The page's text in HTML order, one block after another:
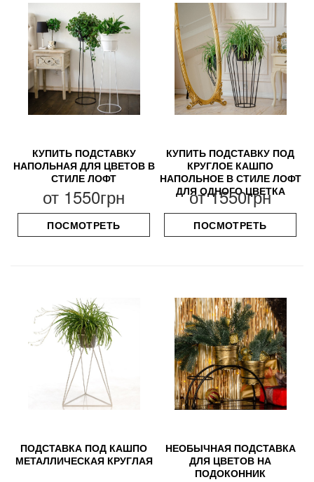
КУПИТЬ ПОДСТАВКУ
НАПОЛЬНАЯ ДЛЯ ЦВЕТОВ В
СТИЛЕ ЛОФТ
от 1550грн
ПОСМОТРЕТЬ
КУПИТЬ ПОДСТАВКУ ПОД
КРУГЛОЕ КАШПО
НАПОЛЬНОЕ В СТИЛЕ ЛОФТ
ДЛЯ ОДНОГО ЦВЕТКА
от1550грн
ПОСМОТРЕТЬ
ПОДСТАВКА ПОД КАШПО
МЕТАЛЛИЧЕСКАЯ КРУГЛАЯ
НЕОБЫЧНАЯ ПОДСТАВКА
ДЛЯ ЦВЕТОВ НА
ПОДОКОННИК